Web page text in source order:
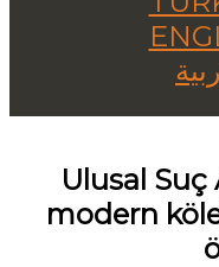
Ulusal Suç
modern